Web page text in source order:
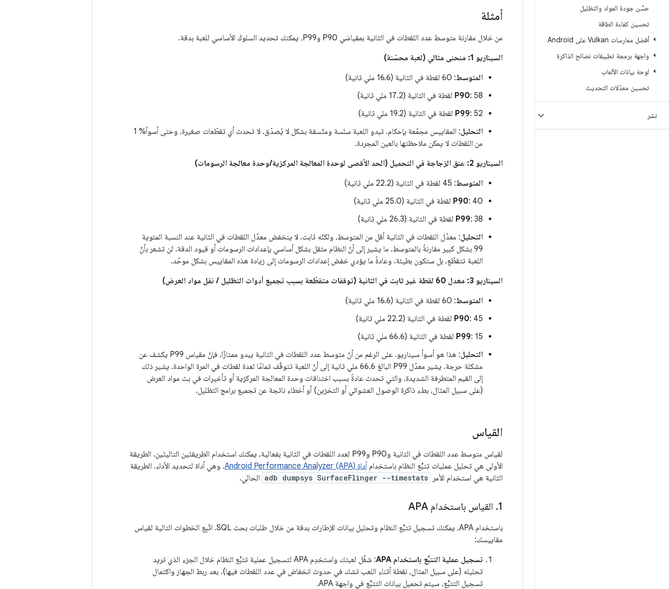
حسِّن جودة المواد والتظليل
تحسين كفاءة الطاقة
أفضل ممارسات Vulkan على Android
واجهة برمجة تطبيقات نصائح الذاكرة
لوحة بيانات الألعاب
تحسين معدّلات التحديث
نشر
أمثلة
من خلال مقارنة متوسط عدد اللقطات في الثانية بمقياسَي P90 وP99، يمكنك تحديد السلوك الأساسي للعبة بدقة.
السيناريو 1: منحنى مثالي (لعبة محسّنة)
المتوسط: 60 لقطة في الثانية (16.6 ملي ثانية)
P90: 58 لقطة في الثانية (17.2 ملي ثانية)
P99: 52 لقطة في الثانية (19.2 ملي ثانية)
التحليل
: المقاييس مجمّعة بإحكام. تبدو اللعبة سلسة ومتّسقة بشكل لا يُصدّق. لا تحدث أي تقطّعات صغيرة، وحتى أسوأ% 1
من اللقطات لا يمكن ملاحظتها بالعين المجردة.
السيناريو 2: عنق الزجاجة في التحميل (الحد الأقصى لوحدة المعالجة المركزية/وحدة معالجة الرسومات)
المتوسط: 45 لقطة في الثانية (22.2 ملي ثانية)
P90: 40 لقطة في الثانية (25.0 ملي ثانية)
P99: 38 لقطة في الثانية (26.3 ملي ثانية)
التحليل: معدّل اللقطات في الثانية أقل من المتوسط، ولكنّه ثابت. لا ينخفض معدّل اللقطات في الثانية عند النسبة المئوية
99 بشكل كبير مقارنةً بالمتوسط، ما يشير إلى أنّ النظام مثقل بشكل أساسي بإعدادات الرسومات أو قيود الدقة. لن تشعر بأنّ
اللعبة تتقطّع، بل ستكون بطيئة. وعادةً ما يؤدي خفض إعدادات الرسومات إلى زيادة هذه المقاييس بشكل موحّد.
السيناريو 3: معدل 60 لقطة غير ثابت في الثانية (توقفات متقطّعة بسبب تجميع أدوات التظليل / نقل مواد العرض)
المتوسط: 60 لقطة في الثانية (16.6 ملي ثانية)
P90: 45 لقطة في الثانية (22.2 ملي ثانية)
P99: 15 لقطة في الثانية (66.6 ملي ثانية)
التحليل
: هذا هو أسوأ سيناريو. على الرغم من أنّ متوسط عدد اللقطات في الثانية يبدو ممتازًا، فإنّ مقياس P99 يكشف عن
مشكلة حرجة. يشير معدّل P99 البالغ 66.6 ملي ثانية إلى أنّ اللعبة تتوقّف تمامًا لعدة لقطات في المرة الواحدة. يشير ذلك
إلى القيم المتطرفة الشديدة، والتي تحدث عادةً بسبب اختناقات وحدة المعالجة المركزية أو تأخيرات في بث مواد العرض
(على سبيل المثال، بطء ذاكرة الوصول العشوائي أو التخزين) أو أخطاء ناتجة عن تجميع برامج التظليل.
القياس
لقياس متوسط عدد اللقطات في الثانية وP90 وP99 لعدد اللقطات في الثانية بفعالية، يمكنك استخدام الطريقتَين التاليتَين. الطريقة
الأولى هي تحليل عمليات تتبُّع النظام باستخدام أداة Android Performance Analyzer (APA)
، وهي أداة لتحديد الأداء. الطريقة
الثانية هي استخدام الأمر
adb dumpsys SurfaceFlinger --timestats الحالي.
1
. القياس باستخدام APA
باستخدام APA، يمكنك تسجيل تتبُّع النظام وتحليل بيانات الإطارات بدقة من خلال طلبات بحث SQL. اتّبِع الخطوات التالية لقياس
مقاييسك:
تسجيل عملية التتبُّع باستخدام APA
: شغِّل لعبتك واستخدِم APA لتسجيل عملية تتبُّع النظام خلال الجزء الذي تريد
تحليله (على سبيل المثال، نقطة أثناء اللعب تشك في حدوث انخفاض في عدد اللقطات فيها). بعد ربط الجهاز واكتمال
تسجيل التتبُّع، سيتم تحميل بيانات التتبُّع في واجهة APA.